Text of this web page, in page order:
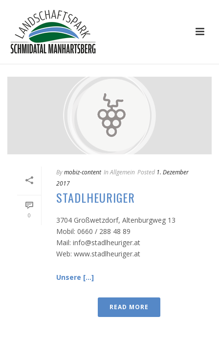
0
Bymobiz-content InAllgemein Posted 1. Dezember
2017
STADLHEURIGER
3704 Großwetzdorf, Altenburgweg 13
Mobil: 0660 / 288 48 89
Mail: info@stadlheuriger.at
Web: www.stadlheuriger.at
Unsere [...]
READ MORE